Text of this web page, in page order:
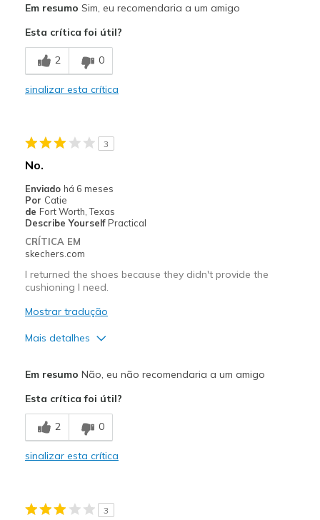
Durable
Stylish
Travel
Width
Sizing
View On Shoes
Shoes are for Wearing
Em resumo Sim, eu recomendaria a um amigo
Esta crítica foi útil?
2 0
sinalizar esta crítica
3
No.
Enviado há 6 meses
Por Catie
de Fort Worth, Texas
Describe Yourself Practical
CRÍTICA EM
skechers.com
I returned the shoes because they didn't provide the
cushioning I need.
Mostrar tradução
Mais detalhes
Contras
Poor Cushioning
Em resumo Não, eu não recomendaria a um amigo
Esta crítica foi útil?
2 0
sinalizar esta crítica
3